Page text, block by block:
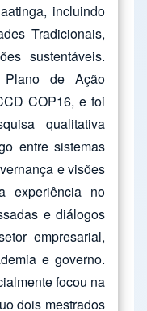
incluindo
Tradicionais,
sustentáveis.
Plano de Ação
COP16, e foi
qualitativa
entre sistemas
e visões
experiência no
e diálogos
empresarial,
e governo.
focou na
dois mestrados